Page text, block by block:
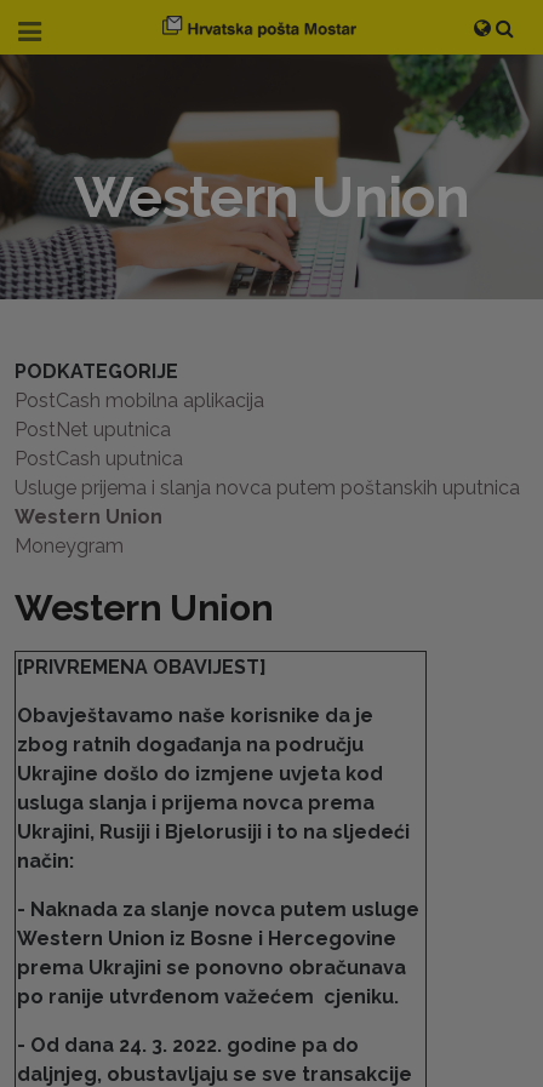
Western Union
PODKATEGORIJE
PostCash mobilna aplikacija
PostNet uputnica
PostCash uputnica
Usluge prijema i slanja novca putem poštanskih uputnica
Western Union
Moneygram
Western Union
[PRIVREMENA OBAVIJEST]
Obavještavamo naše korisnike da je
zbog ratnih događanja na području
Ukrajine došlo do izmjene uvjeta kod
usluga slanja i prijema novca prema
Ukrajini, Rusiji i Bjelorusiji i to na sljedeći
način:
- Naknada za slanje novca putem usluge
Western Union iz Bosne i Hercegovine
prema Ukrajini se ponovno obračunava
po ranije utvrđenom važećem cjeniku.
- Od dana 24. 3. 2022. godine pa do
daljnjeg, obustavljaju se sve transakcije